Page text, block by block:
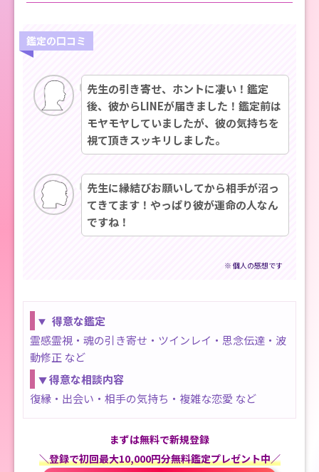
鑑定の口コミ
先生の引き寄せ、ホントに凄い！鑑定
後、彼からLINEが届きました！鑑定前は
モヤモヤしていましたが、彼の気持ちを
視て頂きスッキリしました。
先生に縁結びお願いしてから相手が沼っ
てきてます！やっぱり彼が運命の人なん
ですね！
※ 個人の感想です
得意な鑑定
霊感霊視・魂の引き寄せ・ツインレイ・思念伝達・波
動修正 など
▼得意な相談内容
復縁・出会い・相手の気持ち・複雑な恋愛 など
まずは無料で新規登録
＼登録で初回最大10,000円分無料鑑定プレゼント中／